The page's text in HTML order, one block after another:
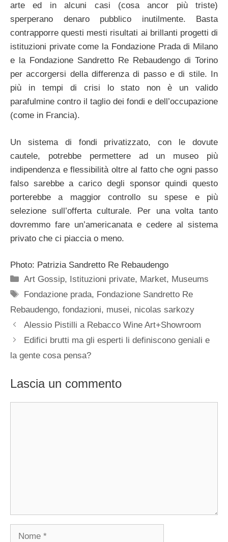
arte ed in alcuni casi (cosa ancor più triste)
sperperano denaro pubblico inutilmente. Basta
contrapporre questi mesti risultati ai brillanti progetti di
istituzioni private come la Fondazione Prada di Milano
e la Fondazione Sandretto Re Rebaudengo di Torino
per accorgersi della differenza di passo e di stile. In
più in tempi di crisi lo stato non è un valido
parafulmine contro il taglio dei fondi e dell’occupazione
(come in Francia).
Un sistema di fondi privatizzato, con le dovute
cautele, potrebbe permettere ad un museo più
indipendenza e flessibilità oltre al fatto che ogni passo
falso sarebbe a carico degli sponsor quindi questo
porterebbe a maggior controllo su spese e più
selezione sull’offerta culturale. Per una volta tanto
dovremmo fare un’americanata e cedere al sistema
privato che ci piaccia o meno.
Photo: Patrizia Sandretto Re Rebaudengo
Categorie
Art Gossip, Istituzioni private, Market, Museums
Tag
Fondazione prada, Fondazione Sandretto Re
Rebaudengo, fondazioni, musei, nicolas sarkozy
Alessio Pistilli a Rebacco Wine Art+Showroom
Edifici brutti ma gli esperti li definiscono geniali e
la gente cosa pensa?
Lascia un commento